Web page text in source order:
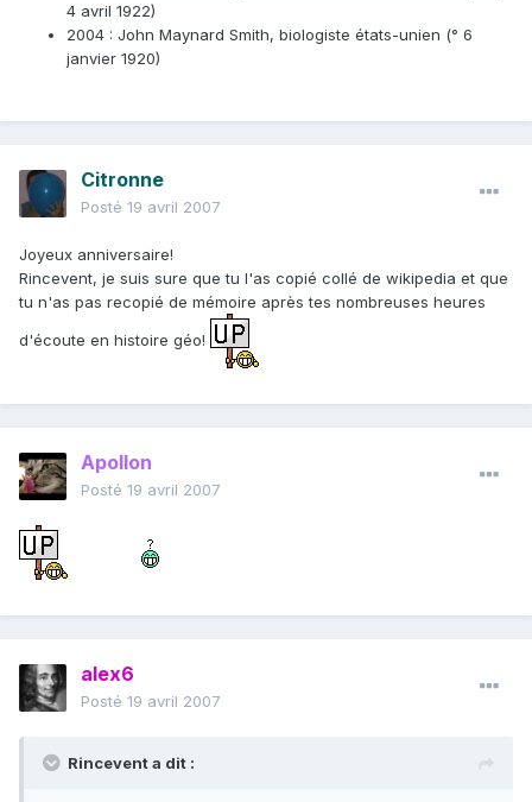
4 avril 1922)
2004 : John Maynard Smith, biologiste états-unien (° 6
janvier 1920)
Citronne
Posté 19 avril 2007
Joyeux anniversaire!
Rincevent, je suis sure que tu l'as copié collé de wikipedia et que
tu n'as pas recopié de mémoire après tes nombreuses heures
d'écoute en histoire géo!
Apollon
Posté 19 avril 2007
alex6
Posté 19 avril 2007
Rincevent a dit :